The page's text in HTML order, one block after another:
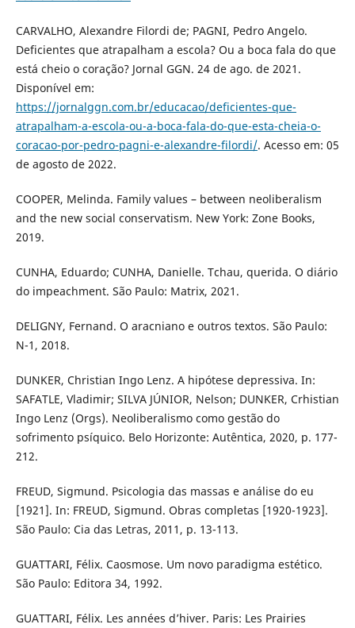
CARVALHO, Alexandre Filordi de; PAGNI, Pedro Angelo.
Deficientes que atrapalham a escola? Ou a boca fala do que
está cheio o coração? Jornal GGN. 24 de ago. de 2021.
Disponível em:
https://jornalggn.com.br/educacao/deficientes-que-
atrapalham-a-escola-ou-a-boca-fala-do-que-esta-cheia-o-
coracao-por-pedro-pagni-e-alexandre-filordi/. Acesso em: 05
de agosto de 2022.
COOPER, Melinda. Family values – between neoliberalism
and the new social conservatism. New York: Zone Books,
2019.
CUNHA, Eduardo; CUNHA, Danielle. Tchau, querida. O diário
do impeachment. São Paulo: Matrix, 2021.
DELIGNY, Fernand. O aracniano e outros textos. São Paulo:
N-1, 2018.
DUNKER, Christian Ingo Lenz. A hipótese depressiva. In:
SAFATLE, Vladimir; SILVA JÚNIOR, Nelson; DUNKER, Crhistian
Ingo Lenz (Orgs). Neoliberalismo como gestão do
sofrimento psíquico. Belo Horizonte: Autêntica, 2020, p. 177-
212.
FREUD, Sigmund. Psicologia das massas e análise do eu
[1921]. In: FREUD, Sigmund. Obras completas [1920-1923].
São Paulo: Cia das Letras, 2011, p. 13-113.
GUATTARI, Félix. Caosmose. Um novo paradigma estético.
São Paulo: Editora 34, 1992.
GUATTARI, Félix. Les années d’hiver. Paris: Les Prairies